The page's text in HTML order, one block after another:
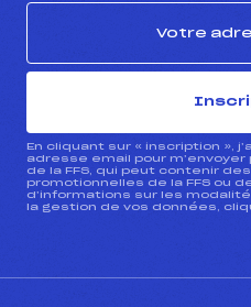
En cliquant sur « inscription »,
adresse email pour
de la FFS, qui peut contenir
promotionnelles de la FFS ou
d’informations sur les
la gestion de vos données,